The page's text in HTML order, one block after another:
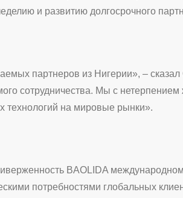
и развитию долгосрочного
партнеров из Нигерии», –
сотрудничества. Мы с
технологий на мировые рынки».
BAOLIDA
потребностями глобальных